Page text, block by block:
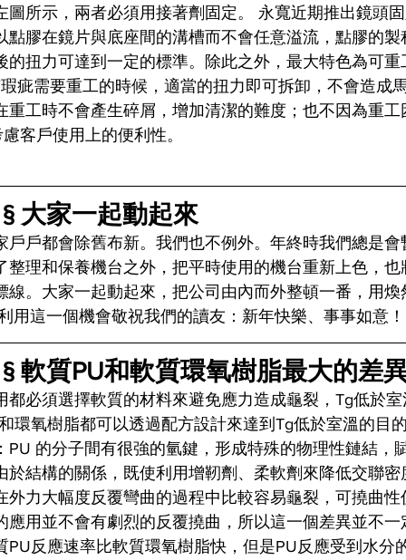
圖所示，兩者必須用接著劑固定。 永寬近期推出鏡頭
點膠在鏡片與底座間的溝槽而不會任意溢流，點膠的
的扭力可達到一定的標準。除此之外，最大特色為可重
疵需要重工的時候，適當的扭力即可拆卸，不會造成
重工時不會產生碎屑，增加清潔的難度；也不因為重
客戶使用上的便利性。
大家一起動起來
戶戶都會除舊布新。我們也不例外。年終時我們總是
整理和保養機台之外，把平時使用的機台重新上色，
線。大家一起動起來，把公司由內而外整頓一番，用
用這一個機會敬祝我們的讀友：新年快樂、事事如意！
軟質PU和軟質環氧樹脂最大的差
都必須選擇軟質的材料來避免應力造成龜裂，Tg低於
環氧樹脂都可以透過配方設計來達到Tg低於室溫的目
PU 的分子間有很強的氫鍵，形成特殊的物理性鏈結，
於結構的關係，既使利用增靭劑、柔軟劑來降低交聯
外力大幅度反覆彎曲的過程中比較容易龜裂，可撓曲
應用並不會有劇烈的反覆撓曲，所以這一個差異並不
PU反應速率比軟質環氧樹脂快，但是PU反應受到水分